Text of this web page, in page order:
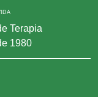
Terapia
1980